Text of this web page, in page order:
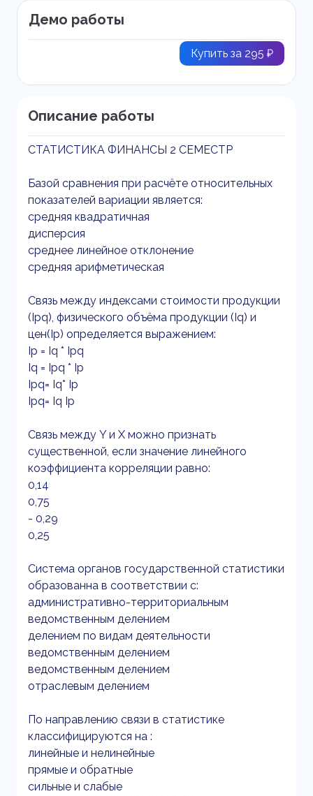
Демо работы
Купить за 295 ₽
Описание работы
СТАТИСТИКА ФИНАНСЫ 2 СЕМЕСТР
Базой сравнения при расчёте относительных
показателей вариации является:
средняя квадратичная
дисперсия
среднее линейное отклонение
средняя арифметическая
Связь между индексами стоимости продукции
(Ipq), физического объёма продукции (Iq) и
цен(Ip) определяется выражением:
Ip = Iq * Ipq
Iq = Ipq * Ip
Ipq= Iq* Ip
Ipq= Iq Ip
Связь между Y и X можно признать
существенной, если значение линейного
коэффициента корреляции равно:
0,14
0,75
- 0,29
0,25
Система органов государственной статистики
образованна в соответствии с:
административно-территориальным
ведомственным делением
делением по видам деятельности
ведомственным делением
ведомственным делением
отраслевым делением
По направлению связи в статистике
классифицируются на :
линейные и нелинейные
прямые и обратные
сильные и слабые